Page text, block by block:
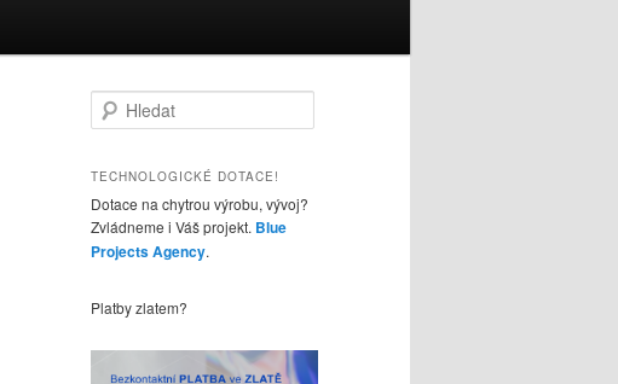
l
d
t
TECHNOLOGICKÉ DOTACE!
Dotace na chytrou výrobu, vývoj?
Zvládneme i Váš projekt. Blue
Projects Agency.
Platby zlatem?